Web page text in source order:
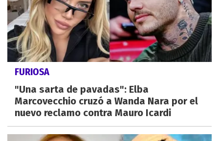
FURIOSA
"Una sarta de pavadas": Elba
Marcovecchio cruzó a Wanda Nara por el
nuevo reclamo contra Mauro Icardi